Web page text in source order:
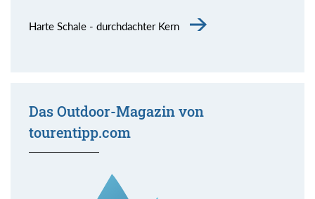
Harte Schale - durchdachter Kern
Das Outdoor-Magazin von
tourentipp.com